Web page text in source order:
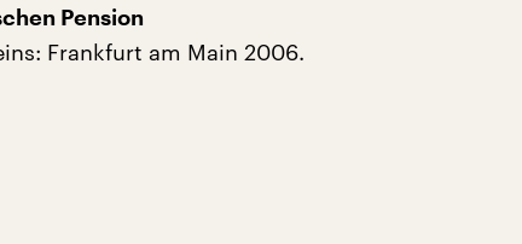
Pension
Frankfurt am Main 2006.